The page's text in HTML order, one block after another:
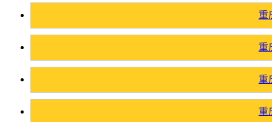
重
重
重
重